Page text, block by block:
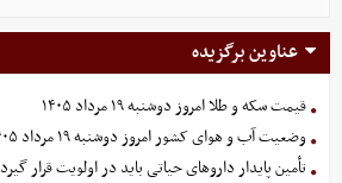
عناوین برگزیده
قیمت سکه و طلا امروز دوشنبه ۱۹ مرداد ۱۴۰۵
وضعیت آب و هوای کشور امروز دوشنبه ۱۹ مرداد ۱۴۰۵
تأمین پایدار داروهای حیاتی باید در اولویت قرار گیرد